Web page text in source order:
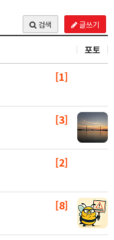
검색 글쓰기
포토
[1]
[3]
[2]
[8]